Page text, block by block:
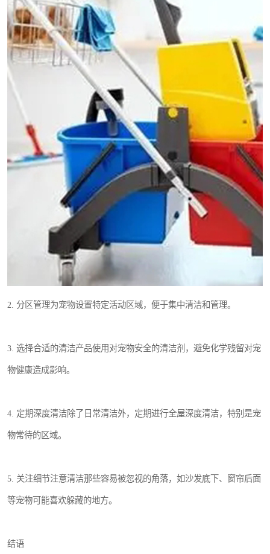
2. 分区管理为宠物设置特定活动区域，便于集中清洁和管理。
3. 选择合适的清洁产品使用对宠物安全的清洁剂，避免化学残留对宠
物健康造成影响。
4. 定期深度清洁除了日常清洁外，定期进行全屋深度清洁，特别是宠
物常待的区域。
5. 关注细节注意清洁那些容易被忽视的角落，如沙发底下、窗帘后面
等宠物可能喜欢躲藏的地方。
结语